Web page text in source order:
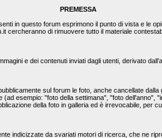
PREMESSA
in questo forum esprimono il punto di vista e le
cercheranno di rimuovere tutto il materiale
e dei contenuti inviati dagli utenti, derivato
sul forum le foto, anche cancellate
esempio: "foto della settimana", "foto
della foto in galleria ed è irrevocabile, per
indicizzate da svariati motori di ricerca, che ne